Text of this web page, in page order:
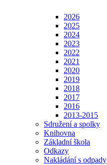
2026
2025
2024
2023
2022
2021
2020
2019
2018
2017
2016
2013-2015
Sdružení a spolky
Knihovna
Základní škola
Odkazy
Nakládání s odpady